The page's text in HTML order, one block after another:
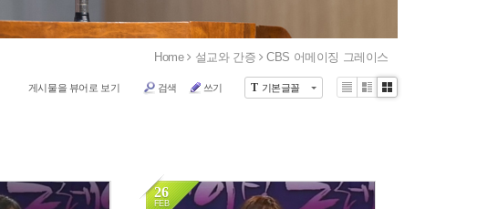
Home 설교와 간증 CBS 어메이징 그레이스
T 기본글꼴
게시물을 뷰어로 보기 검색 쓰기
Li
Zi
G
26
FEB